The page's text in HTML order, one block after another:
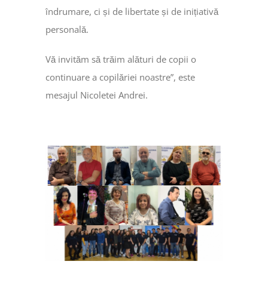
îndrumare, ci și de libertate și de inițiativă
personală.
Vă invităm să trăim alături de copii o
continuare a copilăriei noastre”, este
mesajul Nicoletei Andrei.